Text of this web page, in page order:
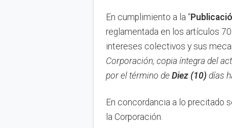
En cumplimiento a la “Publicaci
reglamentada en los artículos
intereses colectivos y sus
Corporación, copia íntegra del
por el término de Diez (10) días
En concordancia a lo precitado
la Corporación.